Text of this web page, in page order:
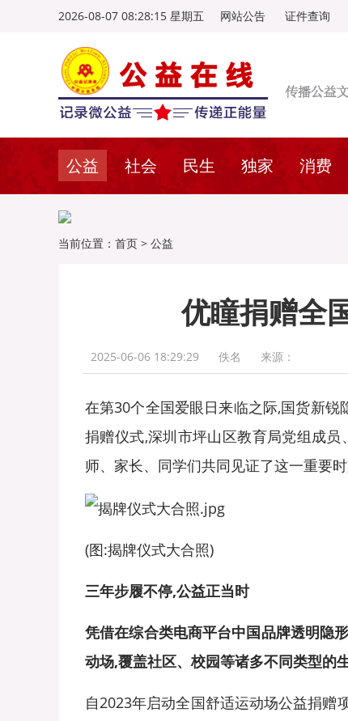
2026-08-07 08:28:16 星期五 网站公告 证件查询
公益 社会 民生 独家 消费
当前位置： 首页 > 公益
优瞳捐赠全
2025-06-06 18:29:29 佚名 来源：
在第30个全国爱眼日来临之际,国货新锐
捐赠仪式,深圳市坪山区教育局党组成
师、家长、同学们共同见证了这一重要时
(图:揭牌仪式大合照)
三年步履不停,公益正当时
凭借在综合类电商平台中国品牌透明隐
动场,覆盖社区、校园等诸多不同类型的
自2023年启动全国舒适运动场公益捐赠